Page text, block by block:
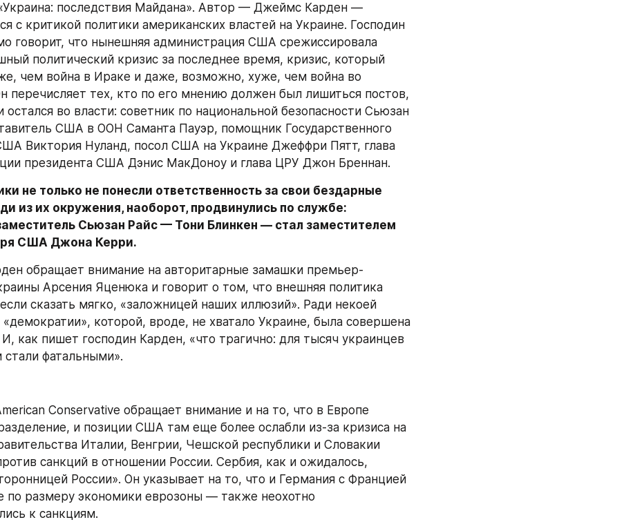
последствия Майдана». Автор — Джеймс Карден —
с критикой политики американских властей на Украине. Господин
говорит, что нынешняя администрация США срежиссировала
политический кризис за последнее время, кризис, который
чем война в Ираке и даже, возможно, хуже, чем война во
перечисляет тех, кто по его мнению должен был лишиться постов,
остался во власти: советник по национальной безопасности Сьюзан
США в ООН Саманта Пауэр, помощник Государственного
Виктория Нуланд, посол США на Украине Джеффри Пятт, глава
президента США Дэнис МакДоноу и глава ЦРУ Джон Бреннан.
не только не понесли ответственность за свои бездарные
из их окружения, наоборот, продвинулись по службе:
Сьюзан Райс — Тони Блинкен — стал заместителем
США Джона Керри.
обращает внимание на авторитарные замашки премьер-
Арсения Яценюка и говорит о том, что внешняя политика
сказать мягко, «заложницей наших иллюзий». Ради некоей
которой, вроде, не хватало Украине, была совершена
И, как пишет господин Карден, «что трагично: для тысяч украинцев
стали фатальными».
Conservative обращает внимание и на то, что в Европе
и позиции США там еще более ослабли из-за кризиса на
Италии, Венгрии, Чешской республики и Словакии
санкций в отношении России. Сербия, как и ожидалось,
России». Он указывает на то, что и Германия с Францией
размеру экономики еврозоны — также неохотно
к санкциям.